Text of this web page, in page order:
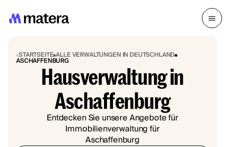
STARTSEITE ALLE VERWALTUNGEN IN DEUTSCHLAND
ASCHAFFENBURG
Hausverwaltung in
Aschaffenburg
Entdecken Sie unsere Angebote für
Immobilienverwaltung für
Aschaffenburg